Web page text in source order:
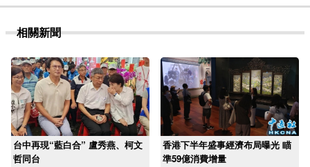
相關新聞
台中再現“藍白合” 盧秀燕、柯文
哲同台
香港下半年盛事經濟布局曝光 瞄
準59億消費增量